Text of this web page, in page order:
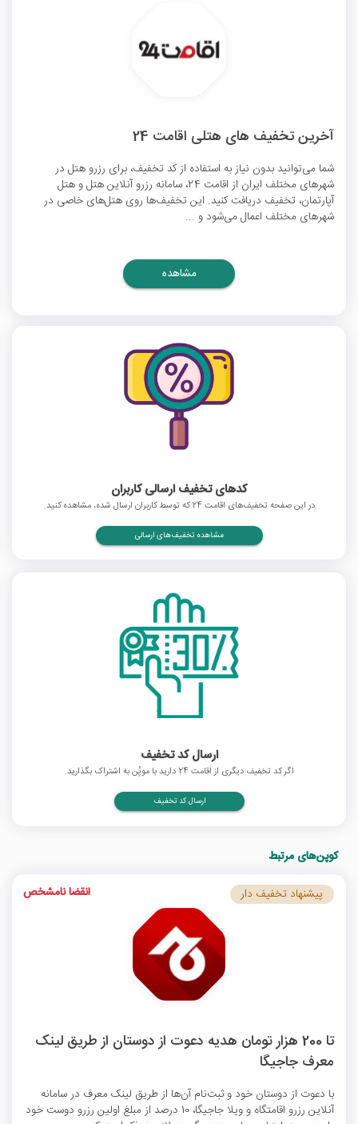
آخرین تخفیف های هتلی اقامت 24
شما می‌توانید بدون نیاز به استفاده از کد تخفیف، برای رزرو هتل در
شهرهای مختلف ایران از اقامت 24، سامانه رزرو آنلاین هتل و هتل
آپارتمان، تخفیف دریافت کنید. این تخفیف‌ها روی هتل‌های خاصی در
شهرهای مختلف اعمال می‌شود و ...
مشاهده
کدهای تخفیف ارسالی کاربران
در این صفحه تخفیف‌های اقامت 24 که توسط کاربران ارسال شده، مشاهده کنید.
مشاهده تخفیف‌های ارسالی
ارسال کد تخفیف
اگر کد تخفیف دیگری از اقامت 24 دارید با موپُن به اشتراک بگذارید.
ارسال کد تخفیف
کوپن‌های مرتبط
تا 200 هزار تومان هدیه دعوت از دوستان از طریق لینک
معرف جاجیگا
با دعوت از دوستان خود و ثبت‌نام آن‌ها از طریق لینک معرف در سامانه
آنلاین رزرو اقامتگاه و ویلا جاجیگا، 10 درصد از مبلغ اولین رزرو دوست خود
پیشنهاد تخفیف دار انقضا نامشخص